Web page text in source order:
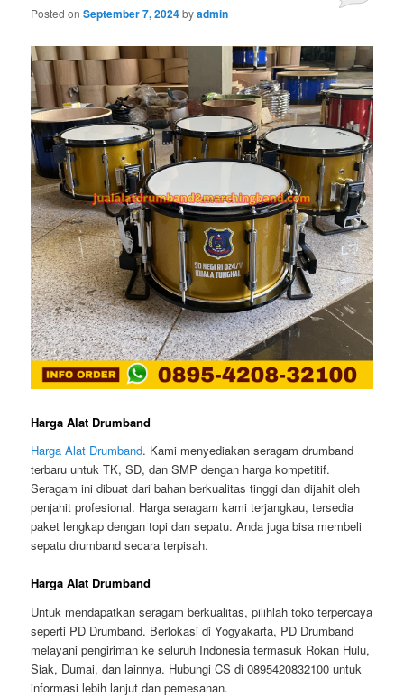
Posted onSeptember 7, 2024byadmin
Harga Alat Drumband
Harga Alat Drumband. Kami menyediakan seragam drumband
terbaru untuk TK, SD, dan SMP dengan harga kompetitif.
Seragam ini dibuat dari bahan berkualitas tinggi dan dijahit oleh
penjahit profesional. Harga seragam kami terjangkau, tersedia
paket lengkap dengan topi dan sepatu. Anda juga bisa membeli
sepatu drumband secara terpisah.
Harga Alat Drumband
Untuk mendapatkan seragam berkualitas, pilihlah toko terpercaya
seperti PD Drumband. Berlokasi di Yogyakarta, PD Drumband
melayani pengiriman ke seluruh Indonesia termasuk Rokan Hulu,
Siak, Dumai, dan lainnya. Hubungi CS di 0895420832100 untuk
informasi lebih lanjut dan pemesanan.